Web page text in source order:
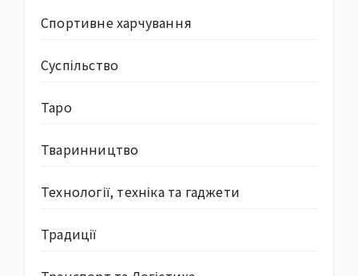
Спортивне харчування
Суcпільство
Таро
Тваринництво
Технології, техніка та гаджети
Традиції